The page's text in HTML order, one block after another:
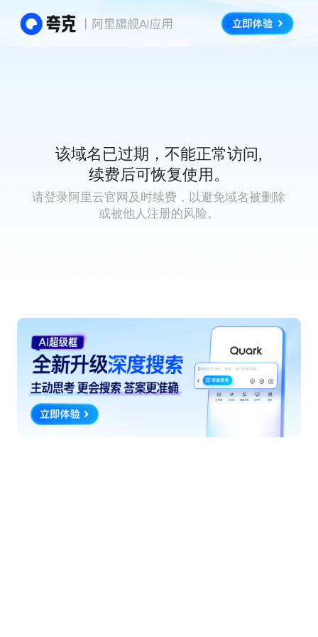
该域名已过期，不能正常访问,
续费后可恢复使用。
请登录阿里云官网及时续费，以避免域名被删除
或被他人注册的风险。